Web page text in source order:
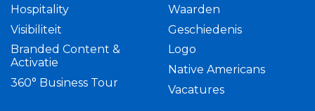
Hospitality
Visibiliteit
Branded Content &
Activatie
360° Business Tour
Waarden
Geschiedenis
Logo
Native Americans
Vacatures